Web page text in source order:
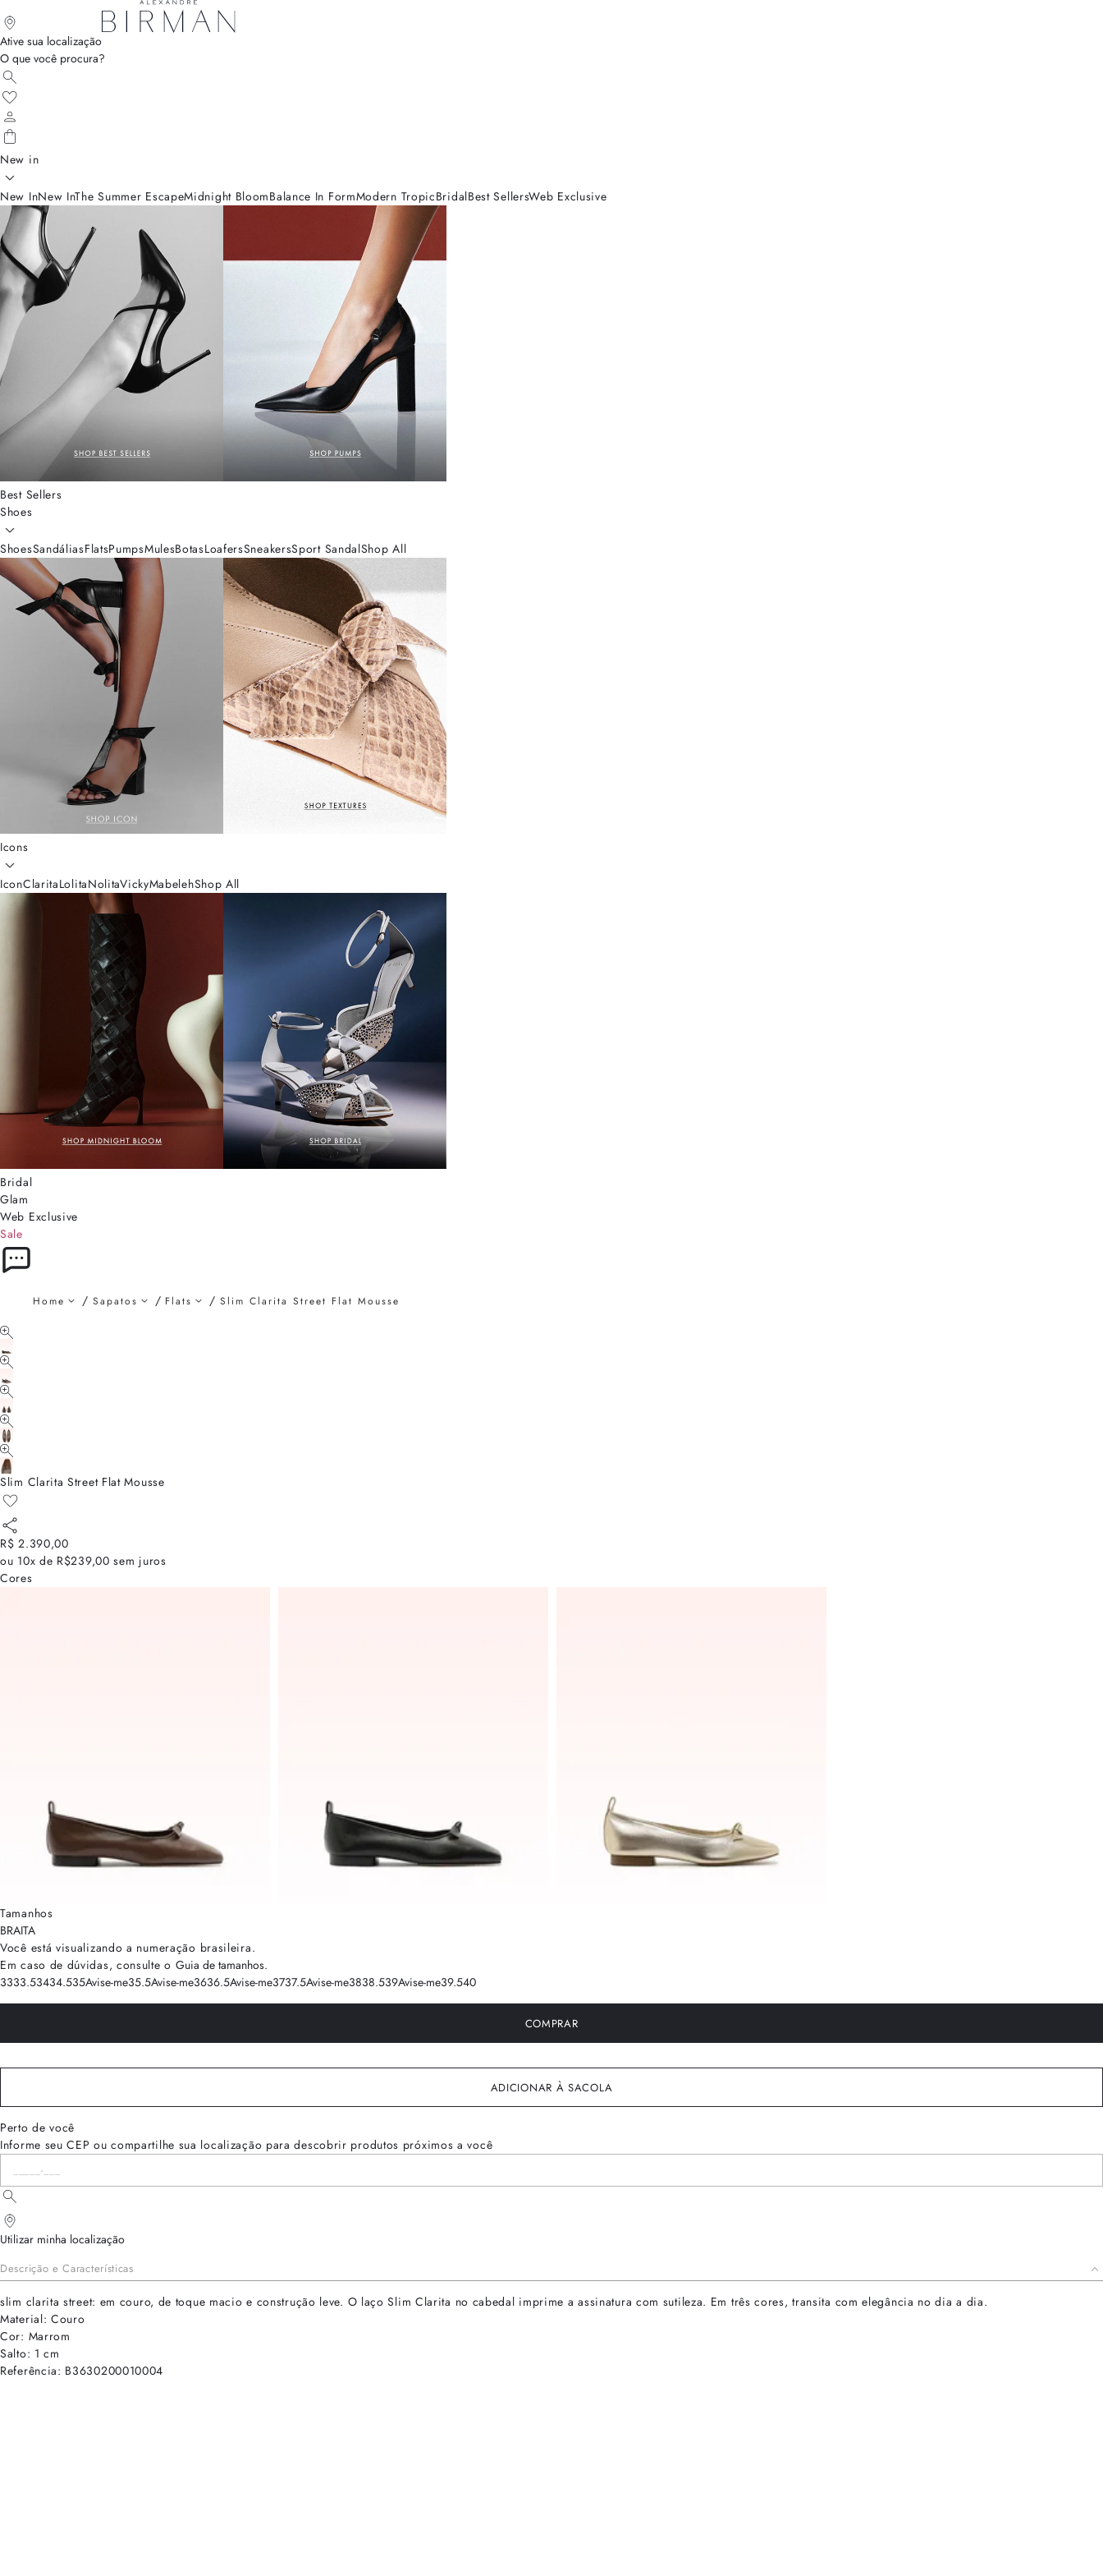
Ative sua localização
O que você procura?
New in
New InNew InThe Summer EscapeMidnight BloomBalance In FormModern TropicBridalBest SellersWeb Exclusive
Best Sellers
Shoes
ShoesSandáliasFlatsPumpsMulesBotasLoafersSneakersSport SandalShop All
Icons
IconClaritaLolitaNolitaVickyMabelehShop All
Bridal
Glam
Web Exclusive
Sale
Home Sapatos Flats Slim Clarita Street Flat Mousse
Slim Clarita Street Flat Mousse
R$ 2.390,00
ou 10x de R$239,00 sem juros
Cores
Tamanhos
BRAITA
Você está visualizando a numeração brasileira.
Em caso de dúvidas, consulte o Guia de tamanhos.
3333.53434.535Avise-me35.5Avise-me3636.5Avise-me3737.5Avise-me3838.539Avise-me39.540
COMPRAR
ADICIONAR À SACOLA
Perto de você
Informe seu CEP ou compartilhe sua localização para descobrir produtos próximos a você
Utilizar minha localização
Descrição e Características
slim clarita street: em couro, de toque macio e construção leve. O laço Slim Clarita no cabedal imprime a assinatura com sutileza. Em três cores, transita com elegância no dia a dia.
Material: Couro
Cor: Marrom
Salto: 1 cm
Referência: B3630200010004